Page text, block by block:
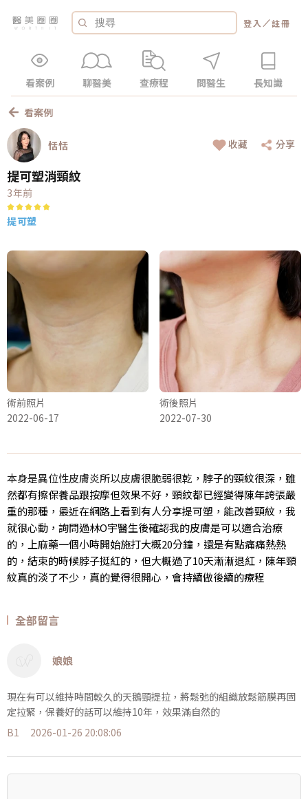
登入 ／註冊
看案例 聊醫美 查療程 問醫生 長知識
看案例
恬恬 收藏 分享
提可塑消頸紋
3年前
提可塑
術前照片
2022-06-17
術後照片
2022-07-30
本身是異位性皮膚炎所以皮膚很脆弱很乾 ，脖子的頸紋很深，雖
然都有擦保養品跟按摩但效果不好，頸紋都已經變得陳年誇張嚴
重的那種，最近在網路上看到有人分享提可塑，能改善頸紋，我
就很心動，詢問過林O宇醫生後確認我的皮膚是可以適合治療
的，上麻藥一個小時開始施打大概20分鐘，還是有點痛痛熱熱
的，結束的時候脖子挺紅的，但大概過了10天漸漸退紅，陳年頸
紋真的淡了不少，真的覺得很開心，會持續做後續的療程
全部留言
娘娘
現在有可以維持時間較久的天鵝頸提拉，將鬆弛的組織放鬆筋膜再固
定拉緊，保養好的話可以維持10年，效果滿自然的
B1
2026-01-26 20:08:06